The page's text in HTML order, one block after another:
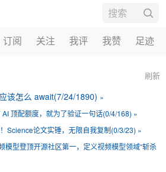
订阅 关注 我评 我赞 足迹
刷新
该怎么 await(7/24/1890) »
AI 顶配额度，就为了验证一句话(0/4/168) »
Science论文实锤，无限自我复制(0/3/23) »
模型登顶开源社区第一，定义视频模型领域“斩杀